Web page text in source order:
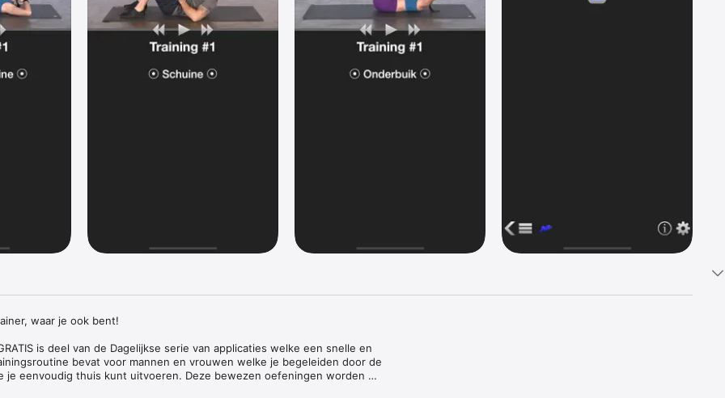
waar je ook bent!
is deel van de Dagelijkse serie van applicaties welke een snelle en
bevat voor mannen en vrouwen welke je begeleiden door de
je eenvoudig thuis kunt uitvoeren. Deze bewezen oefeningen worden